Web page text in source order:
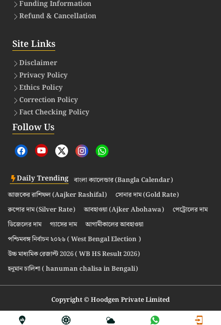
Funding Information
Refund & Cancellation
Site Links
Disclaimer
Privacy Policy
Ethics Policy
Correction Policy
Fact Checking Policy
Follow Us
Daily Trending বাংলা ক্যালেন্ডার (Bangla Calendar)
আজকের রাশিফল (Aajker Rashifal)
সোনার দাম (Gold Rate)
রুপোর দাম (Silver Rate)
আবহাওয়া (Ajker Abohawa)
পেট্রোলের দাম
ডিজেলের দাম
গ্যাসের দাম
আগামীকালের আবহাওয়া
পশ্চিমবঙ্গ নির্বাচন ২০২৬ ( West Bengal Election )
উচ্চ মাধ্যমিক রেজাল্ট 2026 ( WB HS Result 2026)
হনুমান চালিশা ( hanuman chalisa in Bengali)
Copyright © Hoodgen Private Limited